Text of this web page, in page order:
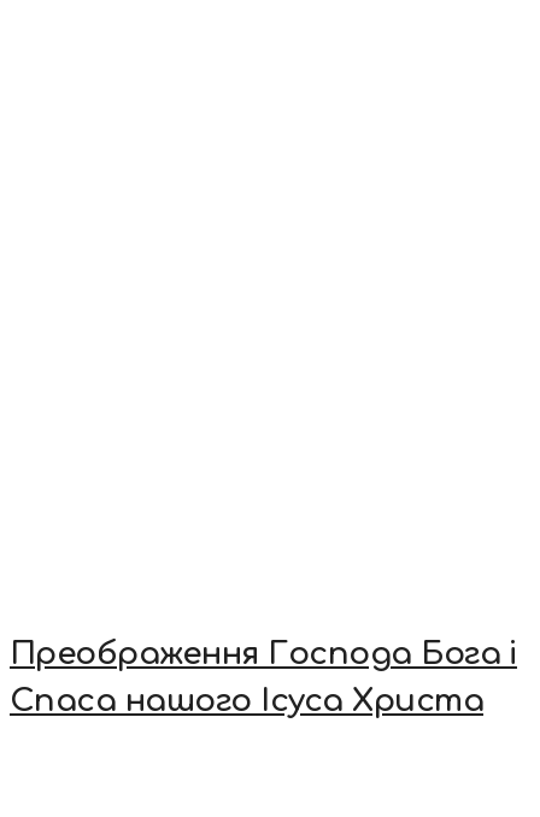
Преображення Господа Бога і
Спаса нашого Ісуса Христа